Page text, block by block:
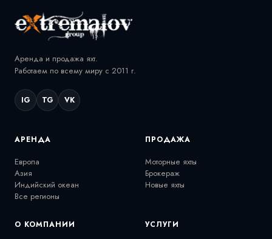
Аренда и продажа яхт.
Работаем по всему миру с 2011 г.
IG TG VK
АРЕНДА
Европа
Азия
Индийский океан
Все регионы
ПРОДАЖА
Моторные яхты
Брокераж
Новые яхты
О КОМПАНИИ УСЛУГИ